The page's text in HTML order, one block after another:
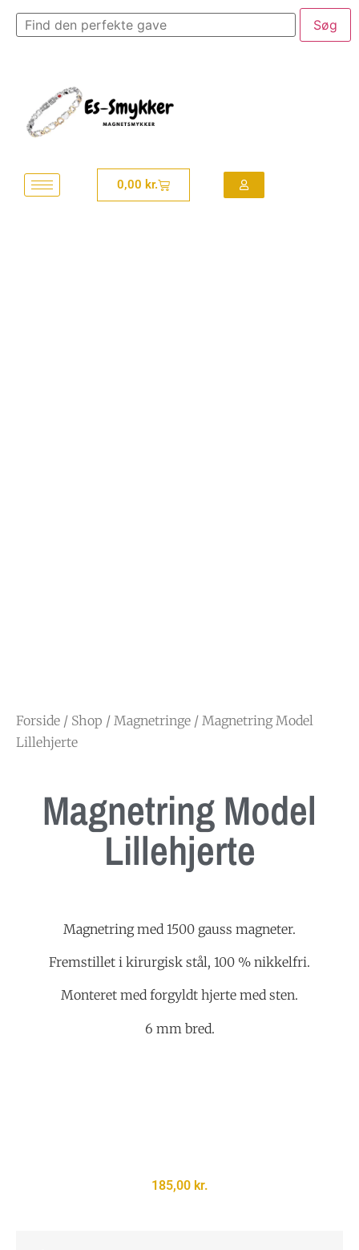
0,00 kr.
Forside / Shop / Magnetringe / Magnetring Model
Lillehjerte
Magnetring Model
Lillehjerte
Magnetring med 1500 gauss magneter.
Fremstillet i kirurgisk stål, 100 % nikkelfri.
Monteret med forgyldt hjerte med sten.
6 mm bred.
185,00 kr.